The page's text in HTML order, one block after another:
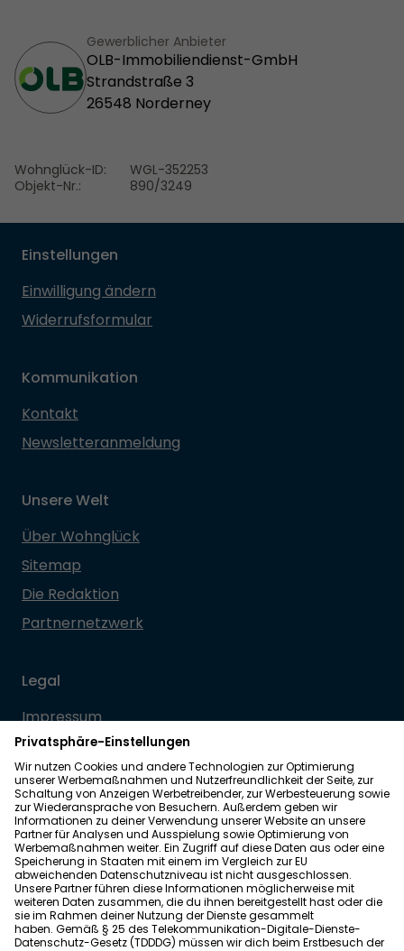
Gewerblicher Anbieter
OLB-Immobiliendienst-GmbH
Strandstraße 3
26548 Norderney
Wohnglück-ID:
Objekt-Nr.:
WGL-352253
890/3249
Einstellungen
Einwilligung ändern
Widerrufsformular
Kommunikation
Kontakt
Newsletteranmeldung
Unsere Welt
Über Wohnglück
Sitemap
Die Redaktion
Partnernetzwerk
Legal
Impressum
Datenschutz
Allgemeine Geschäftsbedingungen
Barrierefreiheit